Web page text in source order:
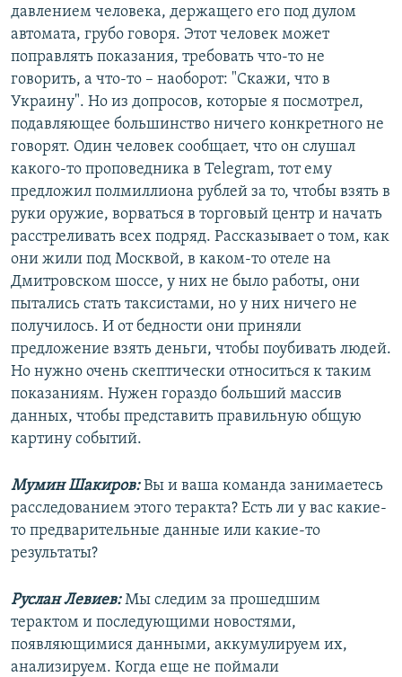
давлением человека, держащего его под дулом
автомата, грубо говоря. Этот человек может
поправлять показания, требовать что-то не
говорить, а что-то – наоборот: "Скажи, что в
Украину". Но из допросов, которые я посмотрел,
подавляющее большинство ничего конкретного не
говорят. Один человек сообщает, что он слушал
какого-то проповедника в Telegram, тот ему
предложил полмиллиона рублей за то, чтобы взять в
руки оружие, ворваться в торговый центр и начать
расстреливать всех подряд. Рассказывает о том, как
они жили под Москвой, в каком-то отеле на
Дмитровском шоссе, у них не было работы, они
пытались стать таксистами, но у них ничего не
получилось. И от бедности они приняли
предложение взять деньги, чтобы поубивать людей.
Но нужно очень скептически относиться к таким
показаниям. Нужен гораздо больший массив
данных, чтобы представить правильную общую
картину событий.
Мумин Шакиров:Вы и ваша команда занимаетесь
расследованием этого теракта? Есть ли у вас какие-
то предварительные данные или какие-то
результаты?
Руслан Левиев:Мы следим за прошедшим
терактом и последующими новостями,
появляющимися данными, аккумулируем их,
анализируем. Когда еще не поймали